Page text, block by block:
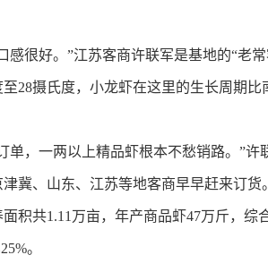
很好。”江苏客商许联军是基地的“老常
28摄氏度，小龙虾在这里的生长周期
，一两以上精品虾根本不愁销路。”许
冀、山东、江苏等地客商早早赶来订货。
共1.11万亩，年产商品虾47万斤，综
。